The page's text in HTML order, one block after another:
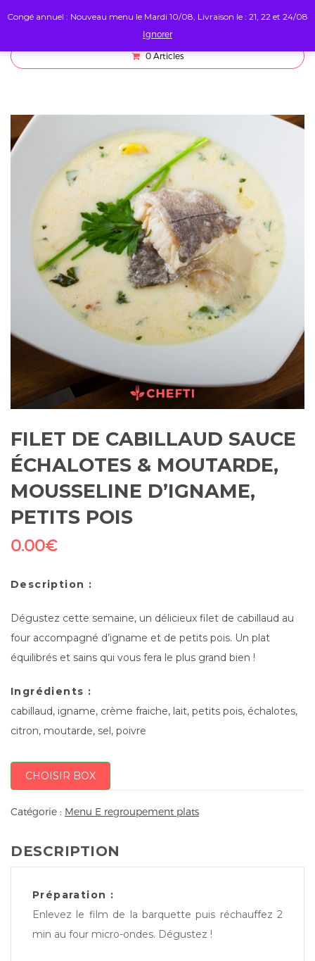
0 Articles
FILET DE CABILLAUD SAUCE
ÉCHALOTES & MOUTARDE,
MOUSSELINE D’IGNAME,
PETITS POIS
0.00€
Description :
Dégustez cette semaine, un délicieux filet de cabillaud au
four accompagné d’igname et de petits pois. Un plat
équilibrés et sains qui vous fera le plus grand bien !
Ingrédients :
cabillaud, igname, crème fraiche, lait, petits pois, échalotes,
citron, moutarde, sel, poivre
CHOISIR BOX
Catégorie : Menu E regroupement plats
DESCRIPTION
Préparation :
Enlevez le film de la barquette puis réchauffez 2
min au four micro-ondes. Dégustez !
Congé annuel : Nouveau menu le Mardi 10/08, Livraison le : 21, 22 et 24/08
Ignorer